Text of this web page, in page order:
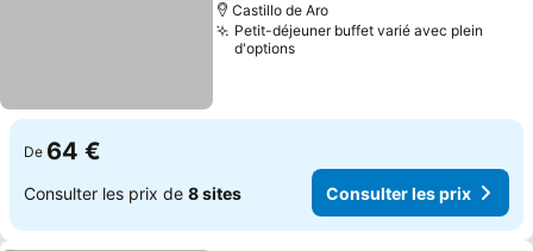
Castillo de Aro
Petit-déjeuner buffet varié avec plein
d'options
De 64 €
Consulter les prix de 8 sites Consulter les prix